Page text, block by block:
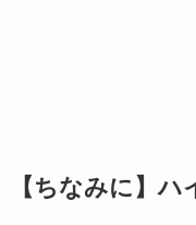
【ちなみに】